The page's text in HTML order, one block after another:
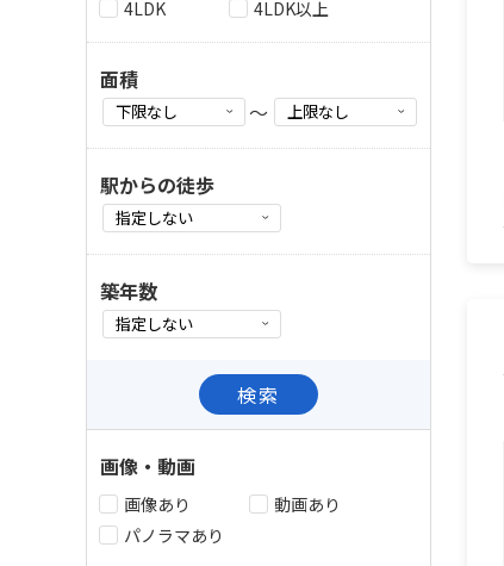
4LDK
4LDK以上
面積
～
駅からの徒歩
築年数
検索
画像・動画
画像あり
動画あり
パノラマあり